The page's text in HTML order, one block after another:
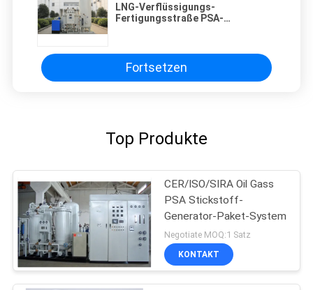
LNG-Verflüssigungs-
Fertigungsstraße PSA-
Fortsetzen
Top Produkte
CER/ISO/SIRA Oil Gass
PSA Stickstoff-
Generator-Paket-System
Negotiate MOQ:1 Satz
KONTAKT